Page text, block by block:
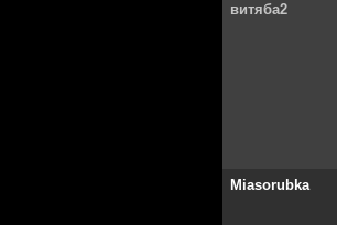
витяба2
Miasorubka